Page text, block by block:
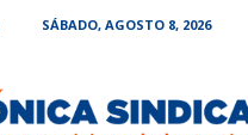
SÁBADO, AGOSTO 8, 2026